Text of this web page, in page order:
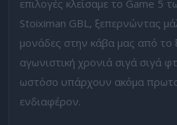
επιλογές κλείσαμε το Game 5
Stoiximan GBL, ξεπερνώντας
μονάδες στην κάβα μας από το
αγωνιστική χρονιά σιγά σιγά
ωστόσο υπάρχουν ακόμα
ενδιαφέρον.